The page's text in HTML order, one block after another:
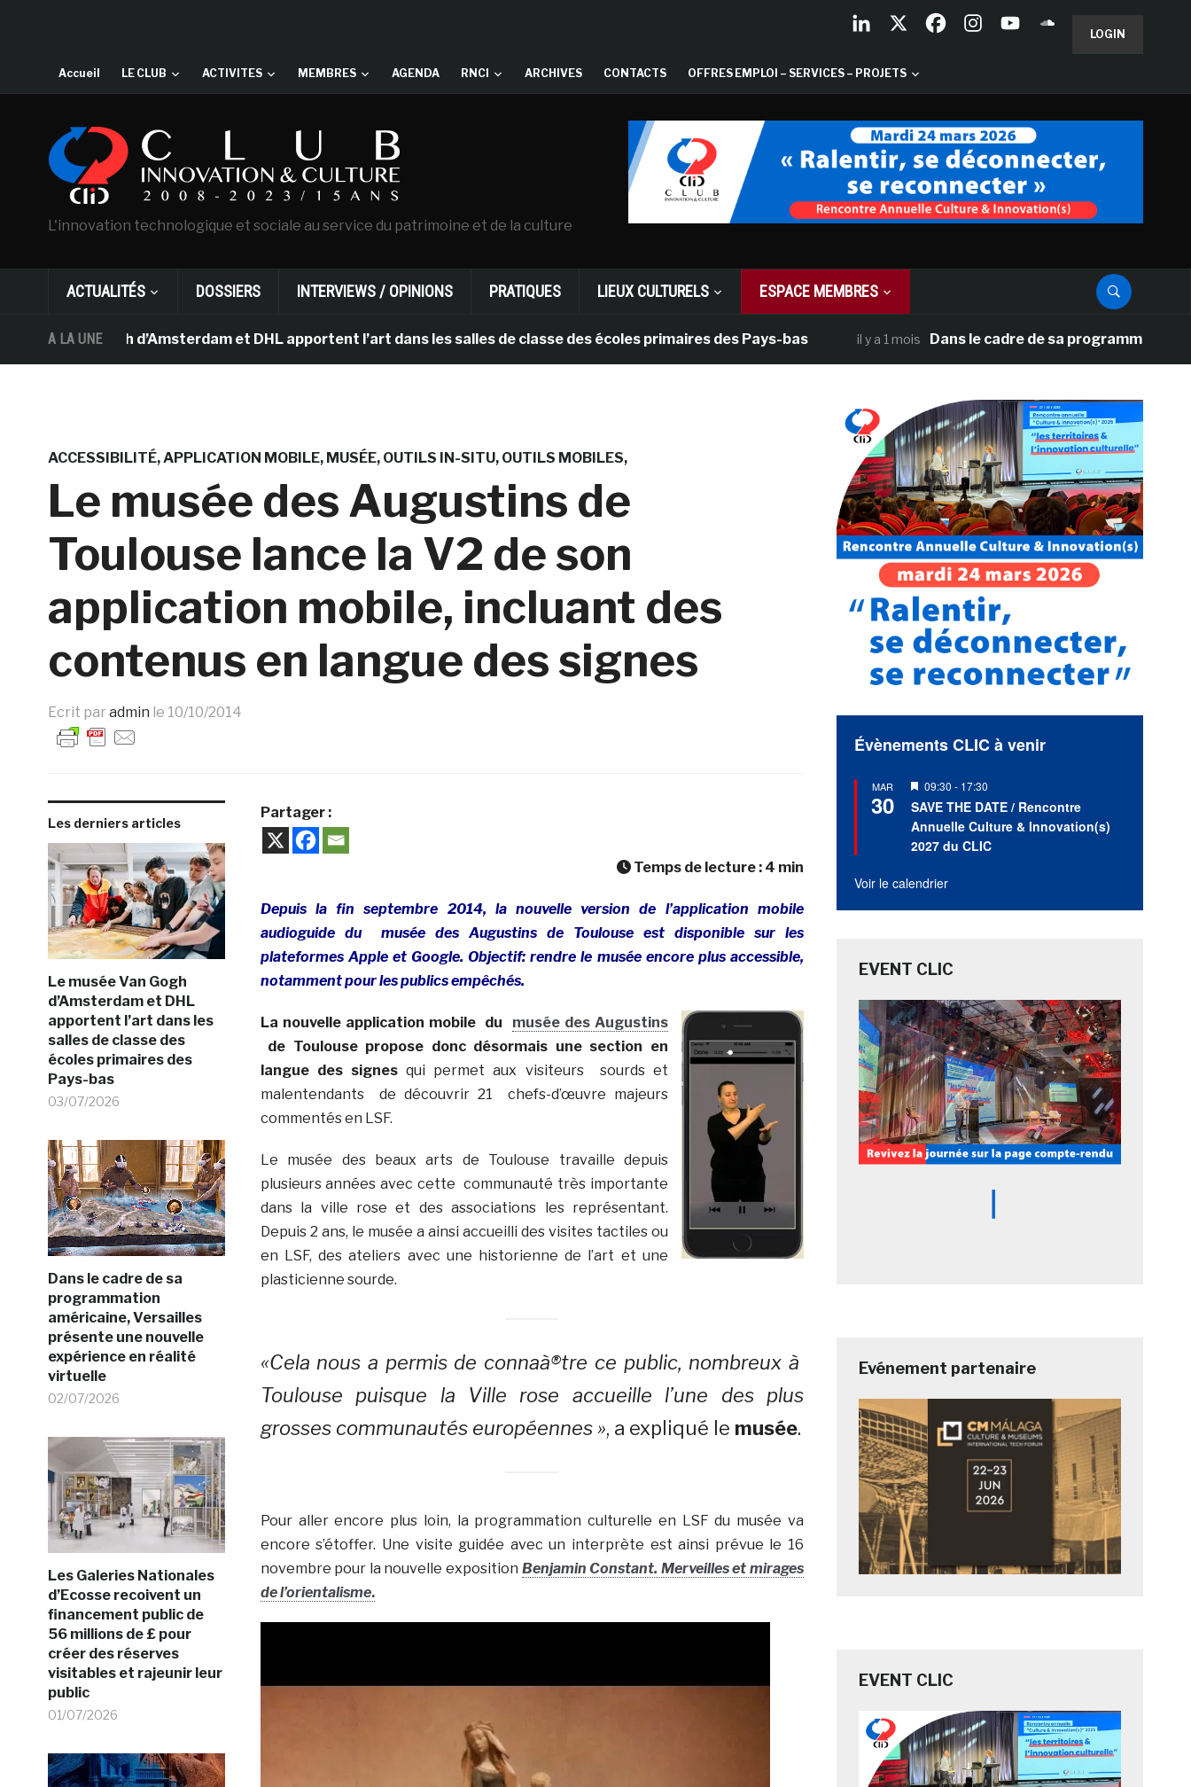
LOGIN
Accueil LE CLUB ACTIVITES MEMBRES AGENDA RNCI ARCHIVES CONTACTS OFFRES EMPLOI – SERVICES – PROJETS
L'innovation technologique et sociale au service du patrimoine et de la culture
ACTUALITÉS DOSSIERS INTERVIEWS / OPINIONS PRATIQUES LIEUX CULTURELS ESPACE MEMBRES
A LA UNE
Van Gogh d’Amsterdam et DHL apportent l’art dans les salles de classe des écoles primaires des Pays-bas il y a 1 mois Dans le cadre de sa programmation
ACCESSIBILITÉ APPLICATION MOBILE MUSÉE OUTILS IN-SITU OUTILS MOBILES
Le musée des Augustins de
Toulouse lance la V2 de son
application mobile, incluant des
contenus en langue des signes
Ecrit par admin le 10/10/2014
Les derniers articles
Le musée Van Gogh
d’Amsterdam et DHL
apportent l’art dans les
salles de classe des
écoles primaires des
Pays-bas
03/07/2026
Dans le cadre de sa
programmation
américaine, Versailles
présente une nouvelle
expérience en réalité
virtuelle
02/07/2026
Les Galeries Nationales
d’Ecosse recoivent un
financement public de
56 millions de £ pour
créer des réserves
visitables et rajeunir leur
public
01/07/2026
Partager :
Temps de lecture : 4 min
Depuis la fin septembre 2014, la nouvelle version de l’application mobile
audioguide du musée des Augustins de Toulouse est disponible sur les
plateformes Apple et Google. Objectif: rendre le musée encore plus accessible,
notamment pour les publics empêchés.
La nouvelle application mobile du musée des Augustins
de Toulouse propose donc désormais une section en
langue des signes qui permet aux visiteurs sourds et
malentendants de découvrir 21 chefs-d’œuvre majeurs
commentés en LSF.
Le musée des beaux arts de Toulouse travaille depuis
plusieurs années avec cette communauté très importante
dans la ville rose et des associations les représentant.
Depuis 2 ans, le musée a ainsi accueilli des visites tactiles ou
en LSF, des ateliers avec une historienne de l’art et une
plasticienne sourde.
«Cela nous a permis de connaà®tre ce public, nombreux à
Toulouse puisque la Ville rose accueille l’une des plus
grosses communautés européennes », a expliqué le musée.
Pour aller encore plus loin, la programmation culturelle en LSF du musée va
encore s’étoffer. Une visite guidée avec un interprète est ainsi prévue le 16
novembre pour la nouvelle exposition Benjamin Constant. Merveilles et mirages
de l’orientalisme.
Évènements CLIC à venir
MAR
30
Mis
en
avant
09:30 - 17:30
SAVE THE DATE / Rencontre
Annuelle Culture & Innovation(s)
2027 du CLIC
Voir le calendrier
EVENT CLIC
Evénement partenaire
EVENT CLIC